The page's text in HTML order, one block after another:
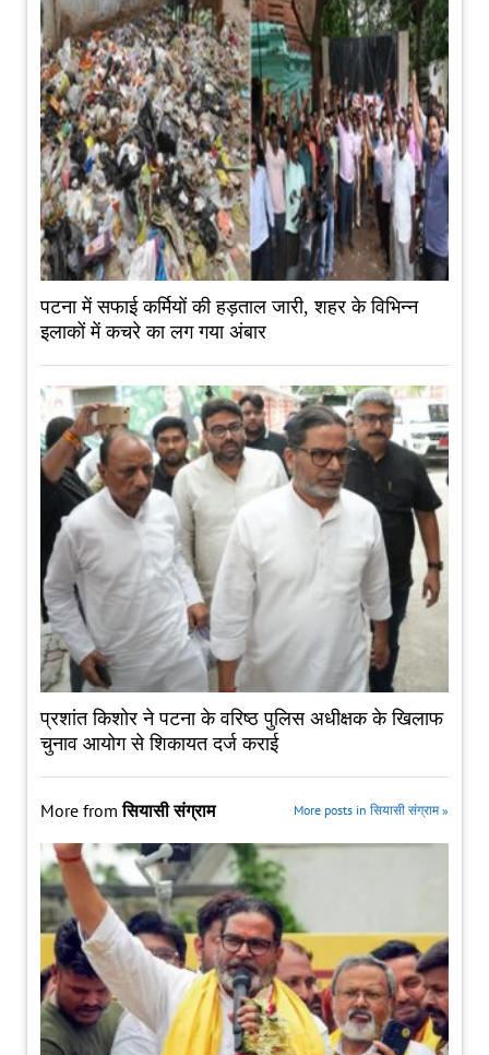
पटना में सफाई कर्मियों की हड़ताल जारी, शहर के विभिन्न
इलाकों में कचरे का लग गया अंबार
प्रशांत किशोर ने पटना के वरिष्ठ पुलिस अधीक्षक के खिलाफ
चुनाव आयोग से शिकायत दर्ज कराई
More fromसियासी संग्राम More posts in सियासी संग्राम »